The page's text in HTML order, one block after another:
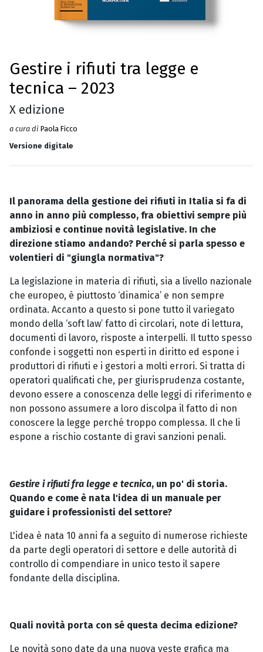
Gestire i rifiuti tra legge e
tecnica – 2023
X edizione
a cura di Paola Ficco
Versione digitale
Il panorama della gestione dei rifiuti in Italia si fa di
anno in anno più complesso, fra obiettivi sempre più
ambiziosi e continue novità legislative. In che
direzione stiamo andando? Perché si parla spesso e
volentieri di "giungla normativa"?
La legislazione in materia di rifiuti, sia a livello nazionale
che europeo, è piuttosto ‘dinamica’ e non sempre
ordinata. Accanto a questo si pone tutto il variegato
mondo della ‘soft law’ fatto di circolari, note di lettura,
documenti di lavoro, risposte a interpelli. Il tutto spesso
confonde i soggetti non esperti in diritto ed espone i
produttori di rifiuti e i gestori a molti errori. Si tratta di
operatori qualificati che, per giurisprudenza costante,
devono essere a conoscenza delle leggi di riferimento e
non possono assumere a loro discolpa il fatto di non
conoscere la legge perché troppo complessa. Il che li
espone a rischio costante di gravi sanzioni penali.
Gestire i rifiuti fra legge e tecnica, un po' di storia.
Quando e come è nata l'idea di un manuale per
guidare i professionisti del settore?
L'idea è nata 10 anni fa a seguito di numerose richieste
da parte degli operatori di settore e delle autorità di
controllo di compendiare in unico testo il sapere
fondante della disciplina.
Quali novità porta con sé questa decima edizione?
Le novità sono date da una nuova veste grafica ma